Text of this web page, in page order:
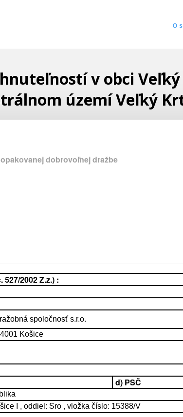
O
v obci Veľký
území Veľký
dobrovoľnej dražbe
2002 Z.z.) :
spoločnosť s.r.o.
Košice
d) PSČ
I , oddiel: Sro , vložka číslo: 15388/V